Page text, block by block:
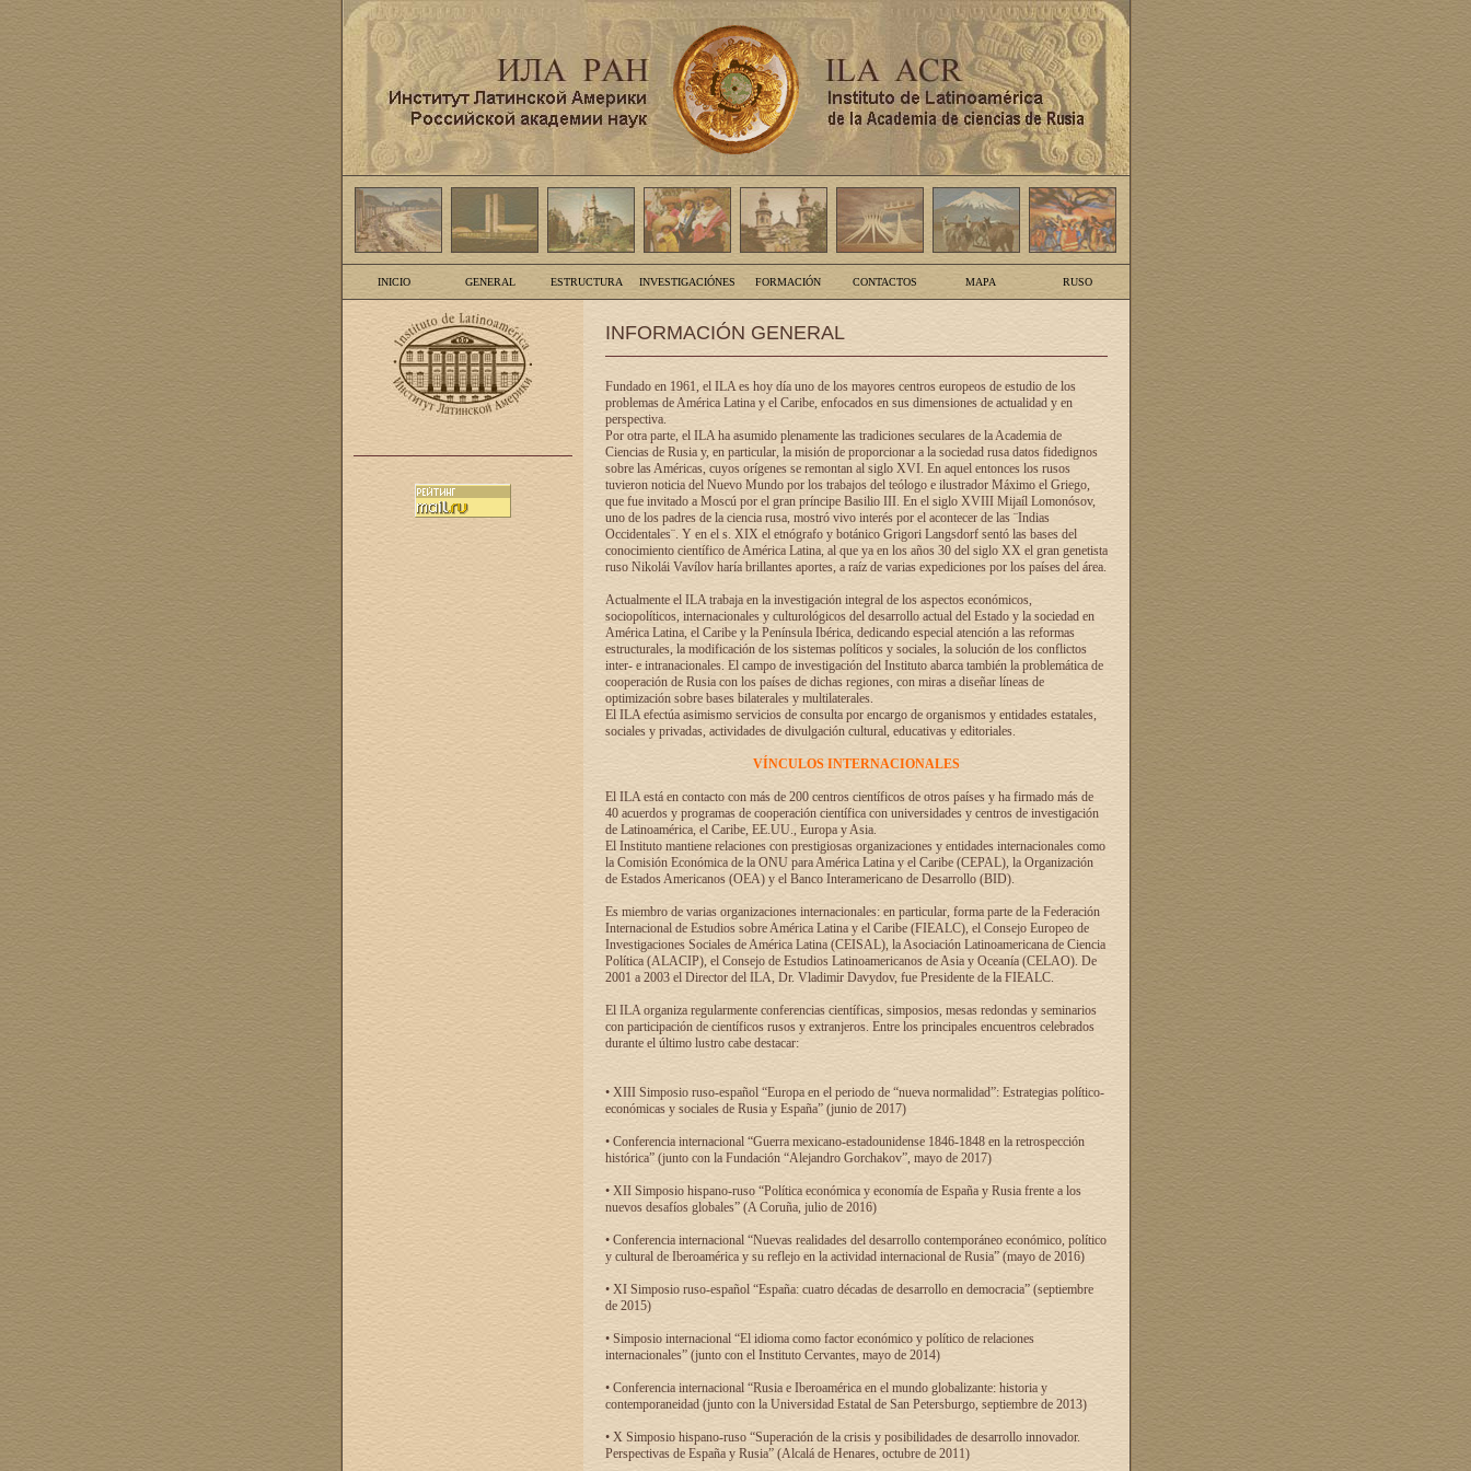
INICIO GENERAL ESTRUCTURA INVESTIGACIÓNES FORMACIÓN CONTACTOS MAPA RUSO
INFORMACIÓN GENERAL
Fundado en 1961, el ILA es hoy día uno de los mayores centros europeos de estudio de los
problemas de América Latina y el Caribe, enfocados en sus dimensiones de actualidad y en
perspectiva.
Por otra parte, el ILA ha asumido plenamente las tradiciones seculares de la Academia de
Ciencias de Rusia y, en particular, la misión de proporcionar a la sociedad rusa datos fidedignos
sobre las Américas, cuyos orígenes se remontan al siglo XVI. En aquel entonces los rusos
tuvieron noticia del Nuevo Mundo por los trabajos del teólogo e ilustrador Máximo el Griego,
que fue invitado a Moscú por el gran príncipe Basilio III. En el siglo XVIII Mijaíl Lomonósov,
uno de los padres de la ciencia rusa, mostró vivo interés por el acontecer de las ¨Indias
Occidentales¨. Y en el s. XIX el etnógrafo y botánico Grigori Langsdorf sentó las bases del
conocimiento científico de América Latina, al que ya en los años 30 del siglo XX el gran genetista
ruso Nikolái Vavílov haría brillantes aportes, a raíz de varias expediciones por los países del área.
Actualmente el ILA trabaja en la investigación integral de los aspectos económicos,
sociopolíticos, internacionales y culturológicos del desarrollo actual del Estado y la sociedad en
América Latina, el Caribe y la Península Ibérica, dedicando especial atención a las reformas
estructurales, la modificación de los sistemas políticos y sociales, la solución de los conflictos
inter- e intranacionales. El campo de investigación del Instituto abarca también la problemática de
cooperación de Rusia con los países de dichas regiones, con miras a diseñar líneas de
optimización sobre bases bilaterales y multilaterales.
El ILA efectúa asimismo servicios de consulta por encargo de organismos y entidades estatales,
sociales y privadas, actividades de divulgación cultural, educativas y editoriales.
VÍNCULOS INTERNACIONALES
El ILA está en contacto con más de 200 centros científicos de otros países y ha firmado más de
40 acuerdos y programas de cooperación científica con universidades y centros de investigación
de Latinoamérica, el Caribe, EE.UU., Europa y Asia.
El Instituto mantiene relaciones con prestigiosas organizaciones y entidades internacionales como
la Comisión Económica de la ONU para América Latina y el Caribe (CEPAL), la Organización
de Estados Americanos (OEA) y el Banco Interamericano de Desarrollo (BID).
Es miembro de varias organizaciones internacionales: en particular, forma parte de la Federación
Internacional de Estudios sobre América Latina y el Caribe (FIEALC), el Consejo Europeo de
Investigaciones Sociales de América Latina (CEISAL), la Asociación Latinoamericana de Ciencia
Política (ALACIP), el Consejo de Estudios Latinoamericanos de Asia y Oceanía (CELAO). De
2001 a 2003 el Director del ILA, Dr. Vladimir Davydov, fue Presidente de la FIEALC.
El ILA organiza regularmente conferencias científicas, simposios, mesas redondas y seminarios
con participación de científicos rusos y extranjeros. Entre los principales encuentros celebrados
durante el último lustro cabe destacar:
• XIII Simposio ruso-español “Europa en el periodo de “nueva normalidad”: Estrategias político-
económicas y sociales de Rusia y España” (junio de 2017)
• Conferencia internacional “Guerra mexicano-estadounidense 1846-1848 en la retrospección
histórica” (junto con la Fundación “Alejandro Gorchakov”, mayo de 2017)
• XII Simposio hispano-ruso “Política económica y economía de España y Rusia frente a los
nuevos desafíos globales” (A Coruña, julio de 2016)
• Conferencia internacional “Nuevas realidades del desarrollo contemporáneo económico, político
y cultural de Iberoamérica y su reflejo en la actividad internacional de Rusia” (mayo de 2016)
• XI Simposio ruso-español “España: cuatro décadas de desarrollo en democracia” (septiembre
de 2015)
• Simposio internacional “El idioma como factor económico y político de relaciones
internacionales” (junto con el Instituto Cervantes, mayo de 2014)
• Conferencia internacional “Rusia e Iberoamérica en el mundo globalizante: historia y
contemporaneidad (junto con la Universidad Estatal de San Petersburgo, septiembre de 2013)
• X Simposio hispano-ruso “Superación de la crisis y posibilidades de desarrollo innovador.
Perspectivas de España y Rusia” (Alcalá de Henares, octubre de 2011)